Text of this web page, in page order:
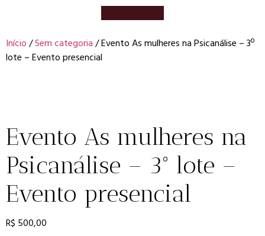
Início/Sem categoria/ Evento As mulheres na Psicanálise – 3º
lote – Evento presencial
Evento As mulheres na
Psicanálise – 3º lote –
Evento presencial
R$ 500,00